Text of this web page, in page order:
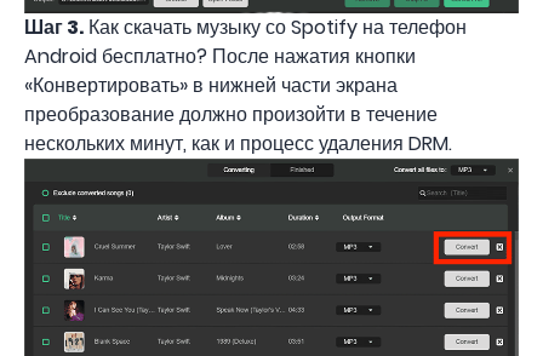
Шаг 3. Как скачать музыку со Spotify на телефон
Android бесплатно? После нажатия кнопки
«Конвертировать» в нижней части экрана
преобразование должно произойти в течение
нескольких минут, как и процесс удаления DRM.